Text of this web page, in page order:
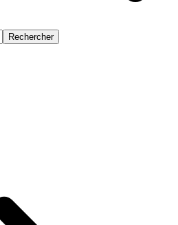
Rechercher